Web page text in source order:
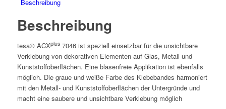
Beschreibung
Beschreibung
tesa® ACXplus7046 ist speziell einsetzbar für die unsichtbare
Verklebung von dekorativen Elementen auf Glas, Metall und
Kunststoffoberflächen. Eine blasenfreie Applikation ist ebenfalls
möglich. Die graue und weiße Farbe des Klebebandes harmoniert
mit den Metall- und Kunststoffoberflächen der Untergründe und
macht eine saubere und unsichtbare Verklebung möglich